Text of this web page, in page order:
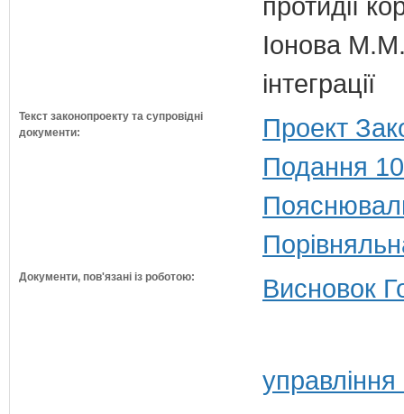
Іонова М.М.
інтеграції
Текст законопроекту та супровідні
документи:
Проект
Подання
Документи, пов'язані із роботою: Висновок